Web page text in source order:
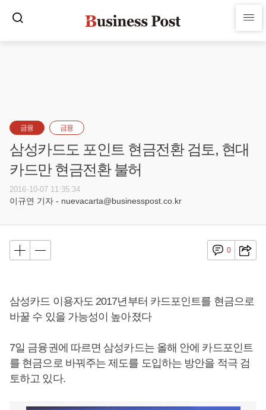
금융 금융
삼성카드도 포인트 현금전환 검토, 현대
카드만 현금전환 불허
2016-10-07 11:35:34
이규연 기자 - nuevacarta@businesspost.co.kr
0
삼성카드 이용자도 2017년부터 카드포인트를 현금으로
바꿀 수 있을 가능성이 높아졌다
7일 금융권에 따르면 삼성카드는 올해 안에 카드포인트
를 현금으로 바꿔주는 제도를 도입하는 방안을 적극 검
토하고 있다.